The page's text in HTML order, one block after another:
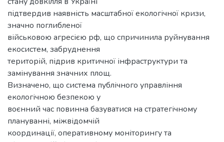
підтвердив наявність масштабної екологічної кризи,
значно поглибленої
військовою агресією рф, що спричинила руйнування
екосистем, забруднення
територій, підрив критичної інфраструктури та
замінування значних площ.
Визначено, що система публічного управління
екологічною безпекою у
воєнний час повинна базуватися на стратегічному
плануванні, міжвідомчій
координації, оперативному моніторингу та